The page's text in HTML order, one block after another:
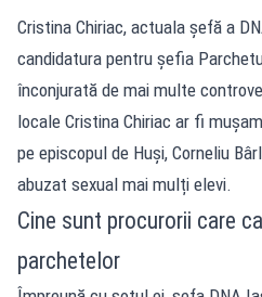
Cristina Chiriac, actuala șefă a
candidatura pentru șefia
înconjurată de mai multe
locale Cristina Chiriac ar fi
pe episcopul de Huși, Corneliu
abuzat sexual mai mulți elevi.
Cine sunt procurorii care
parchetelor